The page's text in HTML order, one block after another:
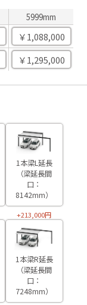
5999mm
￥1,088,000
￥1,295,000
1本梁L延長
（梁延長間
口：
8142mm）
+213,000円
1本梁R延長
（梁延長間
口：
7248mm）